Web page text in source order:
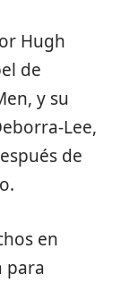
Hugh
de
y su
Lee,
de
en
para